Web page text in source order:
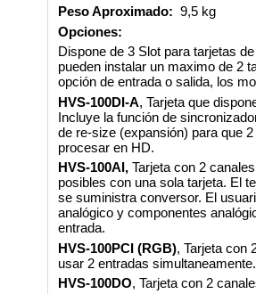
Peso Aproximado: 9,5 kg
Opciones:
Dispone de 3 Slot para tarjetas
pueden instalar un maximo de 2
opción de entrada o salida, los
HVS-100DI-A, Tarjeta que
Incluye la función de
de re-size (expansión) para que
procesar en HD.
HVS-100AI, Tarjeta con 2
posibles con una sola tarjeta. El
se suministra conversor. El
analógico y componentes
entrada.
HVS-100PCI (RGB), Tarjeta con
usar 2 entradas simultaneamente.
HVS-100DO, Tarjeta con 2